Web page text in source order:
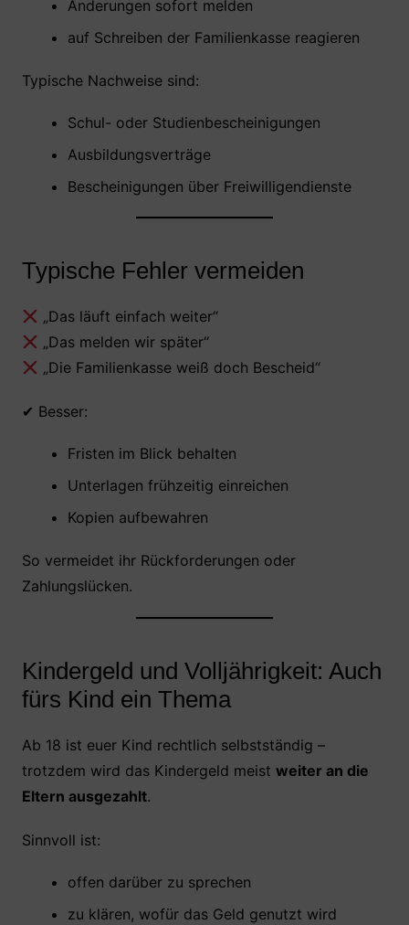
Änderungen sofort melden
auf Schreiben der Familienkasse reagieren
Typische Nachweise sind:
Schul- oder Studienbescheinigungen
Ausbildungsverträge
Bescheinigungen über Freiwilligendienste
Typische Fehler vermeiden
„Das läuft einfach weiter“
„Das melden wir später“
„Die Familienkasse weiß doch Bescheid“
✔ Besser:
Fristen im Blick behalten
Unterlagen frühzeitig einreichen
Kopien aufbewahren
So vermeidet ihr Rückforderungen oder
Zahlungslücken.
Kindergeld und Volljährigkeit: Auch
fürs Kind ein Thema
Ab 18 ist euer Kind rechtlich selbstständig –
trotzdem wird das Kindergeld meist weiter an die
Eltern ausgezahlt.
Sinnvoll ist:
offen darüber zu sprechen
zu klären, wofür das Geld genutzt wird